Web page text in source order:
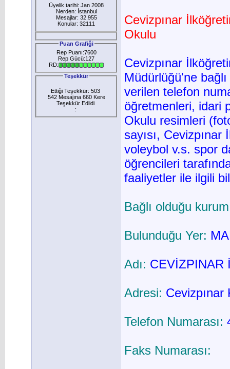
Üyelik tarihi: Jan 2008
Nerden: İstanbul
Mesajlar: 32.955
Konular: 32111
Puan Grafiği
Rep Puanı:7600
Rep Gücü:127
RD:
Teşekkür
Ettiği Teşekkür: 503
542 Mesajına 660 Kere
Teşekkür Edlidi
:
Cevizpınar
Okulu
Cevizpınar
Müdürlüğü'ne
verilen telefon
öğretmenleri, idari
Okulu resimleri
sayısı,
voleybol v.s. spor
öğrencileri
faaliyetler ile ilgili
Bağlı olduğu
Bulunduğu Yer:
Adı: CEVİZPINAR
Adresi:
Telefon Numarası:
Faks Numarası: